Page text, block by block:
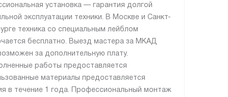
установка — гарантия долгой
эксплуатации техники. В Москве и Санкт-
техника со специальным лейблом
бесплатно. Выезд мастера за МКАД
за дополнительную плату.
работы предоставляется
материалы предоставляется
в течение 1 года. Профессиональный монтаж